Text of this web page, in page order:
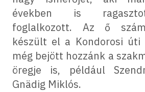
években is
foglalkozott. Az ő
készült el a Kondorosi úti
még bejött hozzánk a
öregje is, például
Gnädig Miklós.